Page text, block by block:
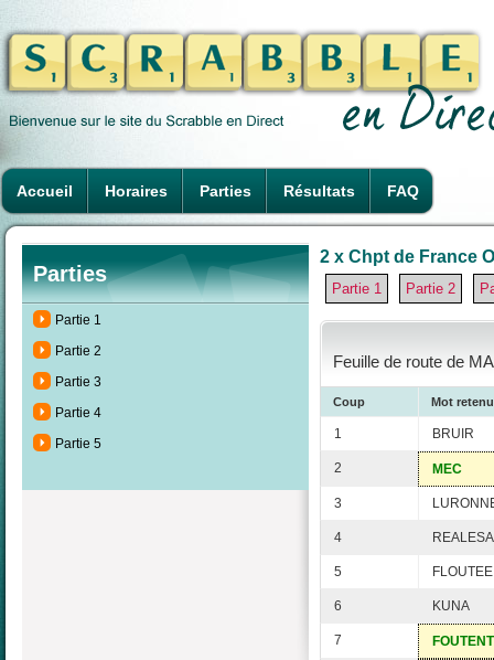
Accueil Horaires Parties Résultats FAQ
Parties
Partie 1
Partie 2
Partie 3
Partie 4
Partie 5
2 x Chpt de France
Partie 1 Partie 2
Feuille de route de
Coup Mot retenu
1 BRUIR
2 MEC
3
4 REALESA
5 FLOUTEE
6 KUNA
7 FOUTENT